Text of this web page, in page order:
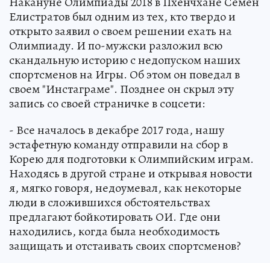
Елистратов был одним из тех, кто твердо и
открыто заявил о своем решении ехать на
Олимпиаду. И по-мужски разложил всю
скандальную историю с недопуском наших
спортсменов на Игры. Об этом он поведал в
своем "Инстаграме". Позднее он скрыл эту
запись со своей страничке в соцсети:
- Все началось в декабре 2017 года, нашу
эстафетную команду отправили на сбор в
Корею для подготовки к Олимпийским играм.
Находясь в другой стране и открывая новости
я, мягко говоря, недоумевал, как некоторые
люди в сложившихся обстоятельствах
предлагают бойкотировать ОИ. Где они
находились, когда была необходимость
защищать и отстаивать своих спортсменов?